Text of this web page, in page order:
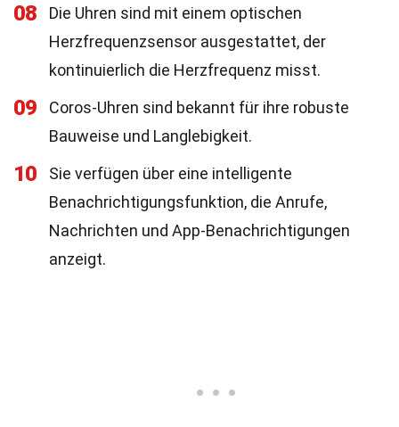
08
Die Uhren sind mit einem optischen
Herzfrequenzsensor ausgestattet, der
kontinuierlich die Herzfrequenz misst.
09
Coros-Uhren sind bekannt für ihre robuste
Bauweise und Langlebigkeit.
10
Sie verfügen über eine intelligente
Benachrichtigungsfunktion, die Anrufe,
Nachrichten und App-Benachrichtigungen
anzeigt.